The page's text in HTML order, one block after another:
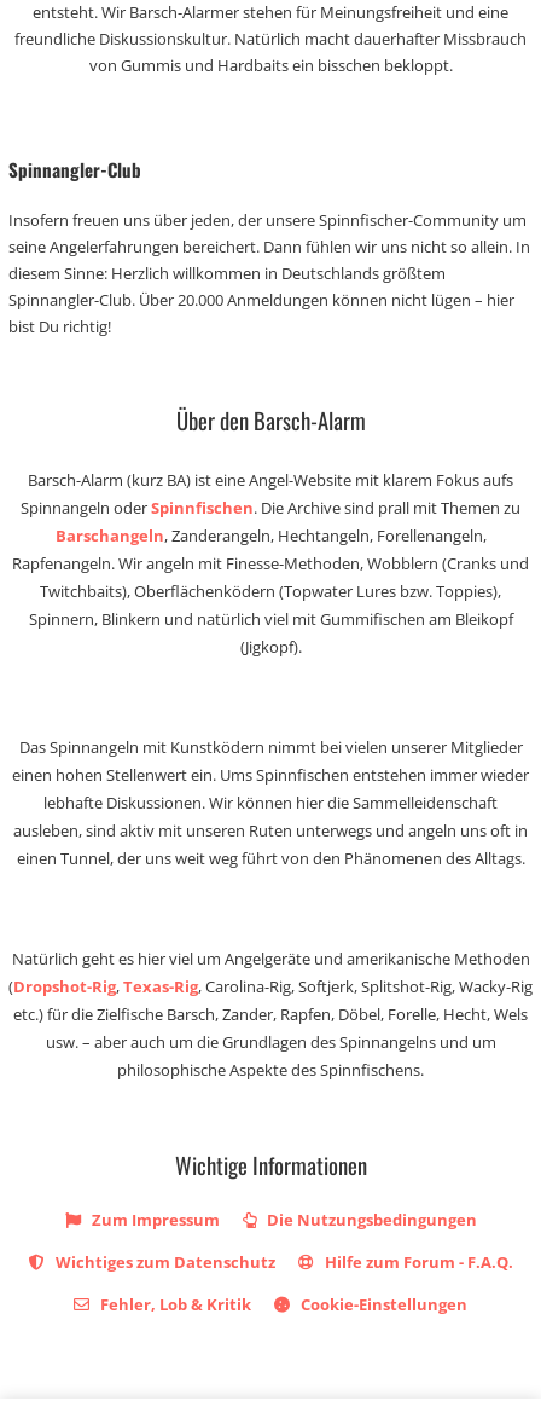
entsteht. Wir Barsch-Alarmer stehen für Meinungsfreiheit und eine
freundliche Diskussionskultur. Natürlich macht dauerhafter Missbrauch
von Gummis und Hardbaits ein bisschen bekloppt.
Spinnangler-Club
Insofern freuen uns über jeden, der unsere Spinnfischer-Community um
seine Angelerfahrungen bereichert. Dann fühlen wir uns nicht so allein. In
diesem Sinne: Herzlich willkommen in Deutschlands größtem
Spinnangler-Club. Über 20.000 Anmeldungen können nicht lügen – hier
bist Du richtig!
Über den Barsch-Alarm
Barsch-Alarm (kurz BA) ist eine Angel-Website mit klarem Fokus aufs
Spinnangeln oderSpinnfischen. Die Archive sind prall mit Themen zu
Barschangeln, Zanderangeln, Hechtangeln, Forellenangeln,
Rapfenangeln. Wir angeln mit Finesse-Methoden, Wobblern (Cranks und
Twitchbaits), Oberflächenködern (Topwater Lures bzw. Toppies),
Spinnern, Blinkern und natürlich viel mit Gummifischen am Bleikopf
(Jigkopf).
Das Spinnangeln mit Kunstködern nimmt bei vielen unserer Mitglieder
einen hohen Stellenwert ein. Ums Spinnfischen entstehen immer wieder
lebhafte Diskussionen. Wir können hier die Sammelleidenschaft
ausleben, sind aktiv mit unseren Ruten unterwegs und angeln uns oft in
einen Tunnel, der uns weit weg führt von den Phänomenen des Alltags.
Natürlich geht es hier viel um Angelgeräte und amerikanische Methoden
(Dropshot-Rig,Texas-Rig, Carolina-Rig, Softjerk, Splitshot-Rig, Wacky-Rig
etc.) für die Zielfische Barsch, Zander, Rapfen, Döbel, Forelle, Hecht, Wels
usw. – aber auch um die Grundlagen des Spinnangelns und um
philosophische Aspekte des Spinnfischens.
Wichtige Informationen
Zum Impressum
Die Nutzungsbedingungen
Wichtiges zum Datenschutz
Hilfe zum Forum - F.A.Q.
Fehler, Lob & Kritik
Cookie-Einstellungen